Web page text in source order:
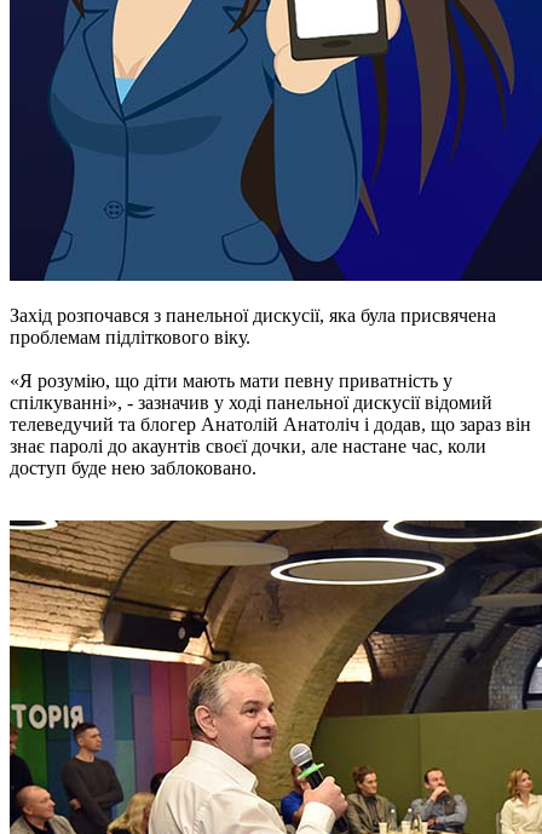
Захід розпочався з панельної дискусії, яка була присвячена
проблемам підліткового віку.
«Я розумію, що діти мають мати певну приватність у
спілкуванні», - зазначив у ході панельної дискусії відомий
телеведучий та блогер Анатолій Анатоліч і додав, що зараз він
знає паролі до акаунтів своєї дочки, але настане час, коли
доступ буде нею заблоковано.